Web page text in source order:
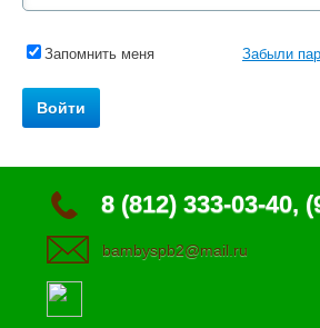
Запомнить меня Забыли
8 (812) 333-03-40,
bambyspb2@mail.ru